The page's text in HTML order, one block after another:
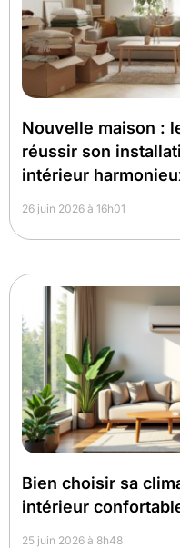
Nouvelle maison :
réussir son
intérieur
26 juin 2026 à 16h01
Bien choisir sa
intérieur
25 juin 2026 à 8h48